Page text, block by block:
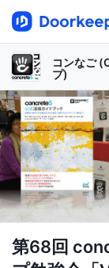
コンなご
プ)
第68回